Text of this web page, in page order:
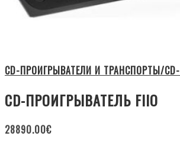
CD-ПРОИГРЫВАТЕЛИ И ТРАНСПОРТЫ/
CD-ПРОИГРЫВАТЕЛЬ FIIO
28890.00€